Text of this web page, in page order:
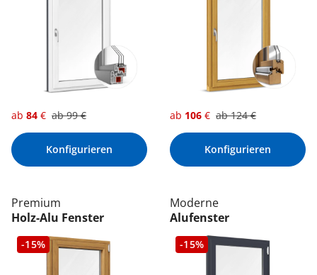
ab 84 € ab99€
Konfigurieren
ab 106 € ab124€
Konfigurieren
Premium
Holz-Alu Fenster
-15%
Moderne
Alufenster
-15%